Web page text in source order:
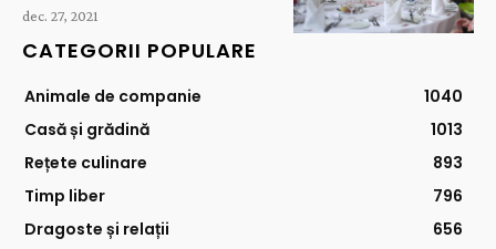
dec. 27, 2021
CATEGORII POPULARE
Animale de companie
1040
Casă și grădină
1013
Rețete culinare
893
Timp liber
796
Dragoste și relații
656